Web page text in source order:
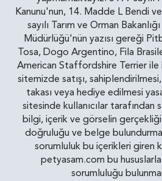
Kanunu'nun, 14. Madde L Bendi
sayılı Tarım ve Orman
Müdürlüğü'nün yazısı gereği
Tosa, Dogo Argentino, Fila
American Staffordshire Terrier ile
sitemizde satışı,
takası veya hediye edilmesi
sitesinde kullanıcılar tarafından
bilgi, içerik ve görselin
doğruluğu ve belge
sorumluluk bu içerikleri giren
petyasam.com bu
sorumluluğu